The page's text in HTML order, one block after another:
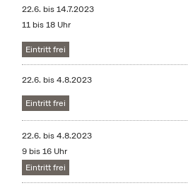
22.6. bis14.7.2023
11 bis 18 Uhr
Eintritt frei
22.6. bis4.8.2023
Eintritt frei
22.6. bis4.8.2023
9 bis 16 Uhr
Eintritt frei